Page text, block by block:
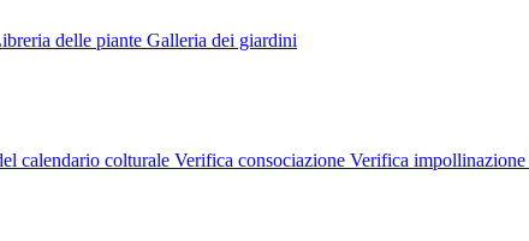
delle piante Galleria dei giardini
calendario colturale Verifica consociazione Verifica impollinazione